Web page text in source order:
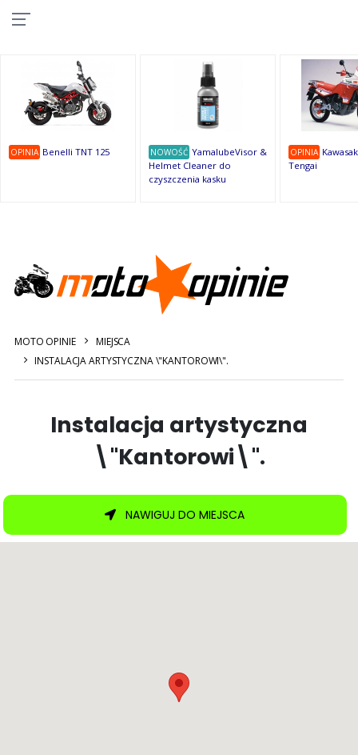
OSTATNIE
OPINIA Benelli TNT 125 NOWOŚĆ YamalubeVisor &
Helmet Cleaner do
czyszczenia kasku
OPINIA
Tengai
MOTO OPINIE
MIEJSCA
INSTALACJA ARTYSTYCZNA \"KANTOROWI\".
Instalacja artystyczna
\"Kantorowi\".
NAWIGUJ DO MIEJSCA